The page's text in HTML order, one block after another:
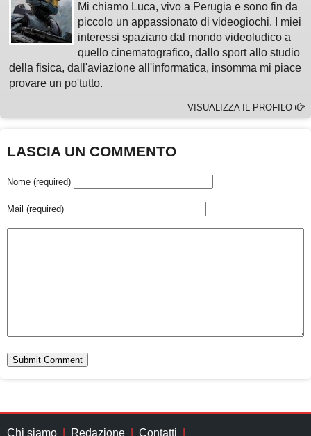
Mi chiamo Luca, vivo a Perugia e sono fin da
piccolo un appassionato di videogiochi. I miei
interessi spaziano dal mondo videoludico a
quello cinematografico, dallo sport allo studio
della fisica, dall'aviazione all'informatica, insomma mi piace
provare un po'tutto.
VISUALIZZA IL PROFILO
LASCIA UN COMMENTO
Nome (required)
Mail (required)
Chi siamo Redazione Contatti